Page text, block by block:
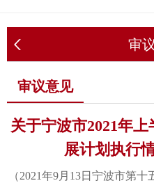
监督
审
审议意见
关于宁波市2021年
展计划执行
（2021年9月13日宁波市第